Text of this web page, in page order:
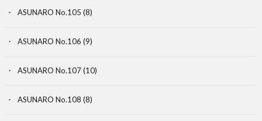
ASUNARO No.105 (8)
ASUNARO No.106 (9)
ASUNARO No.107(10)
ASUNARO No.108 (8)